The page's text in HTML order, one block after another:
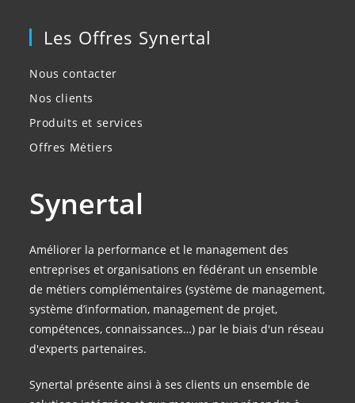
Les Offres Synertal
Nous contacter
Nos clients
Produits et services
Offres Métiers
Synertal
Améliorer la performance et le management des
entreprises et organisations en fédérant un ensemble
de métiers complémentaires (système de management,
système d’information, management de projet,
compétences, connaissances…) par le biais d'un réseau
d'experts partenaires.
Synertal présente ainsi à ses clients un ensemble de